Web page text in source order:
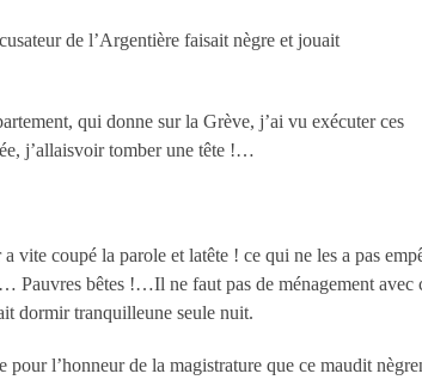
de l’Argentière faisait nègre et jouait
qui donne sur la Grève, j’ai vu exécuter ces
j’allaisvoir tomber une tête !…
vite coupé la parole et latête ! ce qui ne les a pas
bêtes !…Il ne faut pas de ménagement avec
dormir tranquilleune seule nuit.
l’honneur de la magistrature que ce maudit